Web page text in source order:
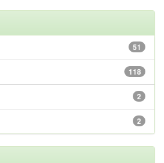
51
118
2
2